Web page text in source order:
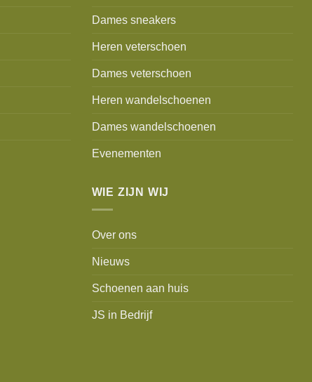
Dames sneakers
Heren veterschoen
Dames veterschoen
Heren wandelschoenen
Dames wandelschoenen
Evenementen
WIE ZIJN WIJ
Over ons
Nieuws
Schoenen aan huis
JS in Bedrijf